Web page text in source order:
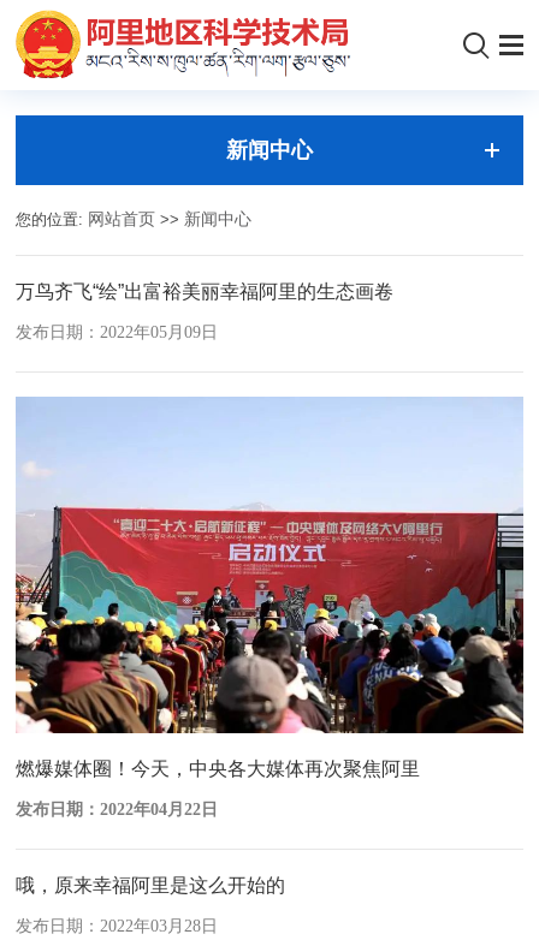
新闻中心
您的位置: 网站首页 >> 新闻中心
万鸟齐飞“绘”出富裕美丽幸福阿里的生态画卷
发布日期：2022年05月09日
燃爆媒体圈！今天，中央各大媒体再次聚焦阿里
发布日期：2022年04月22日
哦，原来幸福阿里是这么开始的
发布日期：2022年03月28日